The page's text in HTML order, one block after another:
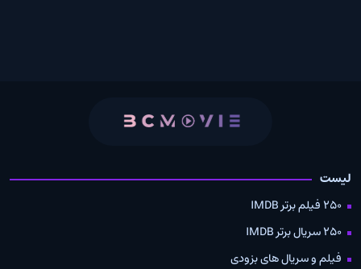
لیست
250 فیلم برتر IMDB
250 سریال برتر IMDB
فیلم و سریال های بزودی